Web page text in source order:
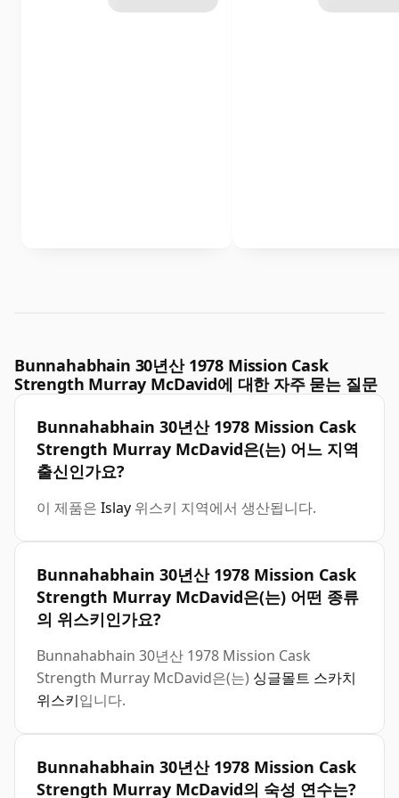
Bunnahabhain 30년산 1978 Mission Cask
Strength Murray McDavid에 대한 자주 묻는 질문
Bunnahabhain 30년산 1978 Mission Cask
Strength Murray McDavid은(는) 어느 지역
출신인가요?
이 제품은 Islay 위스키 지역에서 생산됩니다.
Bunnahabhain 30년산 1978 Mission Cask
Strength Murray McDavid은(는) 어떤 종류
의 위스키인가요?
Bunnahabhain 30년산 1978 Mission Cask
Strength Murray McDavid은(는) 싱글몰트 스카치
위스키입니다.
Bunnahabhain 30년산 1978 Mission Cask
Strength Murray McDavid의 숙성 연수는?